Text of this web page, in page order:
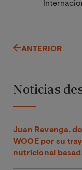
ANTERIOR
Noticias
Juan Revenga,
WOOE por su
nutricional